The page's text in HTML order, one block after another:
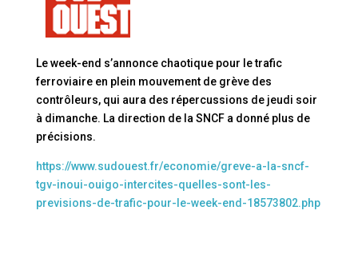
Le week-end s’annonce chaotique pour le trafic
ferroviaire en plein mouvement de grève des
contrôleurs, qui aura des répercussions de jeudi soir
à dimanche. La direction de la SNCF a donné plus de
précisions.
https://www.sudouest.fr/economie/greve-a-la-sncf-
tgv-inoui-ouigo-intercites-quelles-sont-les-
previsions-de-trafic-pour-le-week-end-18573802.php